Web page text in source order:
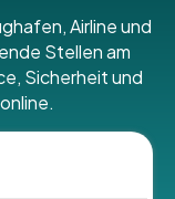
Airline und
Stellen am
Sicherheit und